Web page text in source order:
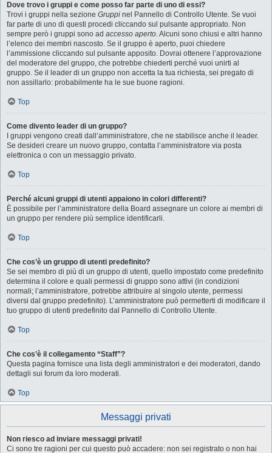
Dove trovo i gruppi e come posso far parte di uno di essi?
Trovi i gruppi nella sezione Gruppi nel Pannello di Controllo Utente. Se vuoi
far parte di uno di questi procedi cliccando sul pulsante appropriato. Non
sempre però i gruppi sono ad accesso aperto. Alcuni sono chiusi e altri hanno
l’elenco dei membri nascosto. Se il gruppo è aperto, puoi chiedere
l’ammissione cliccando sul pulsante apposito. Dovrai ottenere l’approvazione
del moderatore del gruppo, che potrebbe chiederti perché vuoi unirti al
gruppo. Se il leader di un gruppo non accetta la tua richiesta, sei pregato di
non assillarlo: probabilmente ha le sue buone ragioni.
Top
Come divento leader di un gruppo?
I gruppi vengono creati dall’amministratore, che ne stabilisce anche il leader.
Se desideri creare un nuovo gruppo, contatta l’amministratore via posta
elettronica o con un messaggio privato.
Top
Perché alcuni gruppi di utenti appaiono in colori differenti?
È possibile per l’amministratore della Board assegnare un colore ai membri di
un gruppo per rendere più semplice identificarli.
Top
Che cos’è un gruppo di utenti predefinito?
Se sei membro di più di un gruppo di utenti, quello impostato come predefinito
determina il colore e quali permessi di gruppo sono attivi (in condizioni
normali; l’amministratore, potrebbe attribuire al singolo utente, permessi
diversi dal gruppo predefinito). L’amministratore può permetterti di modificare il
tuo gruppo di utenti predefinito dal Pannello di Controllo Utente.
Top
Che cos’è il collegamento “Staff”?
Questa pagina fornisce una lista degli amministratori e dei moderatori, dando
dettagli sui forum da loro moderati.
Top
Messaggi privati
Non riesco ad inviare messaggi privati!
Ci sono tre ragioni per cui questo può accadere: non sei registrato o non hai